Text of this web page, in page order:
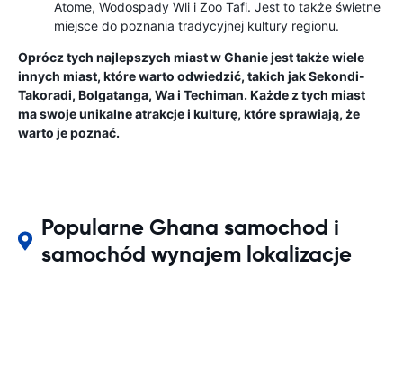
Atome, Wodospady Wli i Zoo Tafi. Jest to także świetne
miejsce do poznania tradycyjnej kultury regionu.
Oprócz tych najlepszych miast w Ghanie jest także wiele
innych miast, które warto odwiedzić, takich jak Sekondi-
Takoradi, Bolgatanga, Wa i Techiman. Każde z tych miast
ma swoje unikalne atrakcje i kulturę, które sprawiają, że
warto je poznać.
Popularne Ghana samochod i
samochód wynajem lokalizacje